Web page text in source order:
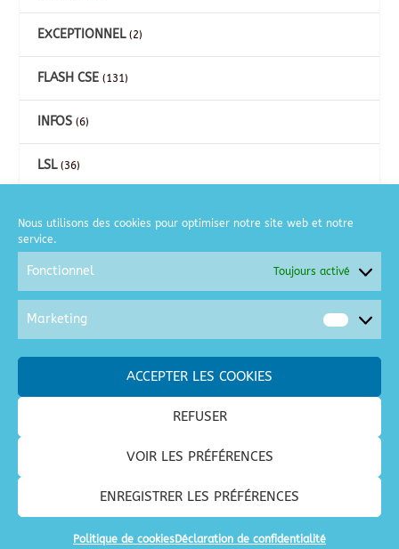
Nous utilisons des cookies pour optimiser notre site web et notre
service.
Fonctionnel Toujours activé
Marketing
ACCEPTER LES COOKIES
REFUSER
VOIR LES PRÉFÉRENCES
ENREGISTRER LES PRÉFÉRENCES
Politique de cookiesDéclaration de confidentialité
EXCEPTIONNEL(2)
FLASH CSE (131)
INFOS (6)
LSL(36)
COURSE A PIED(2)
GOLF
MOTO(2)
SORTIES / LOISIRS(128)